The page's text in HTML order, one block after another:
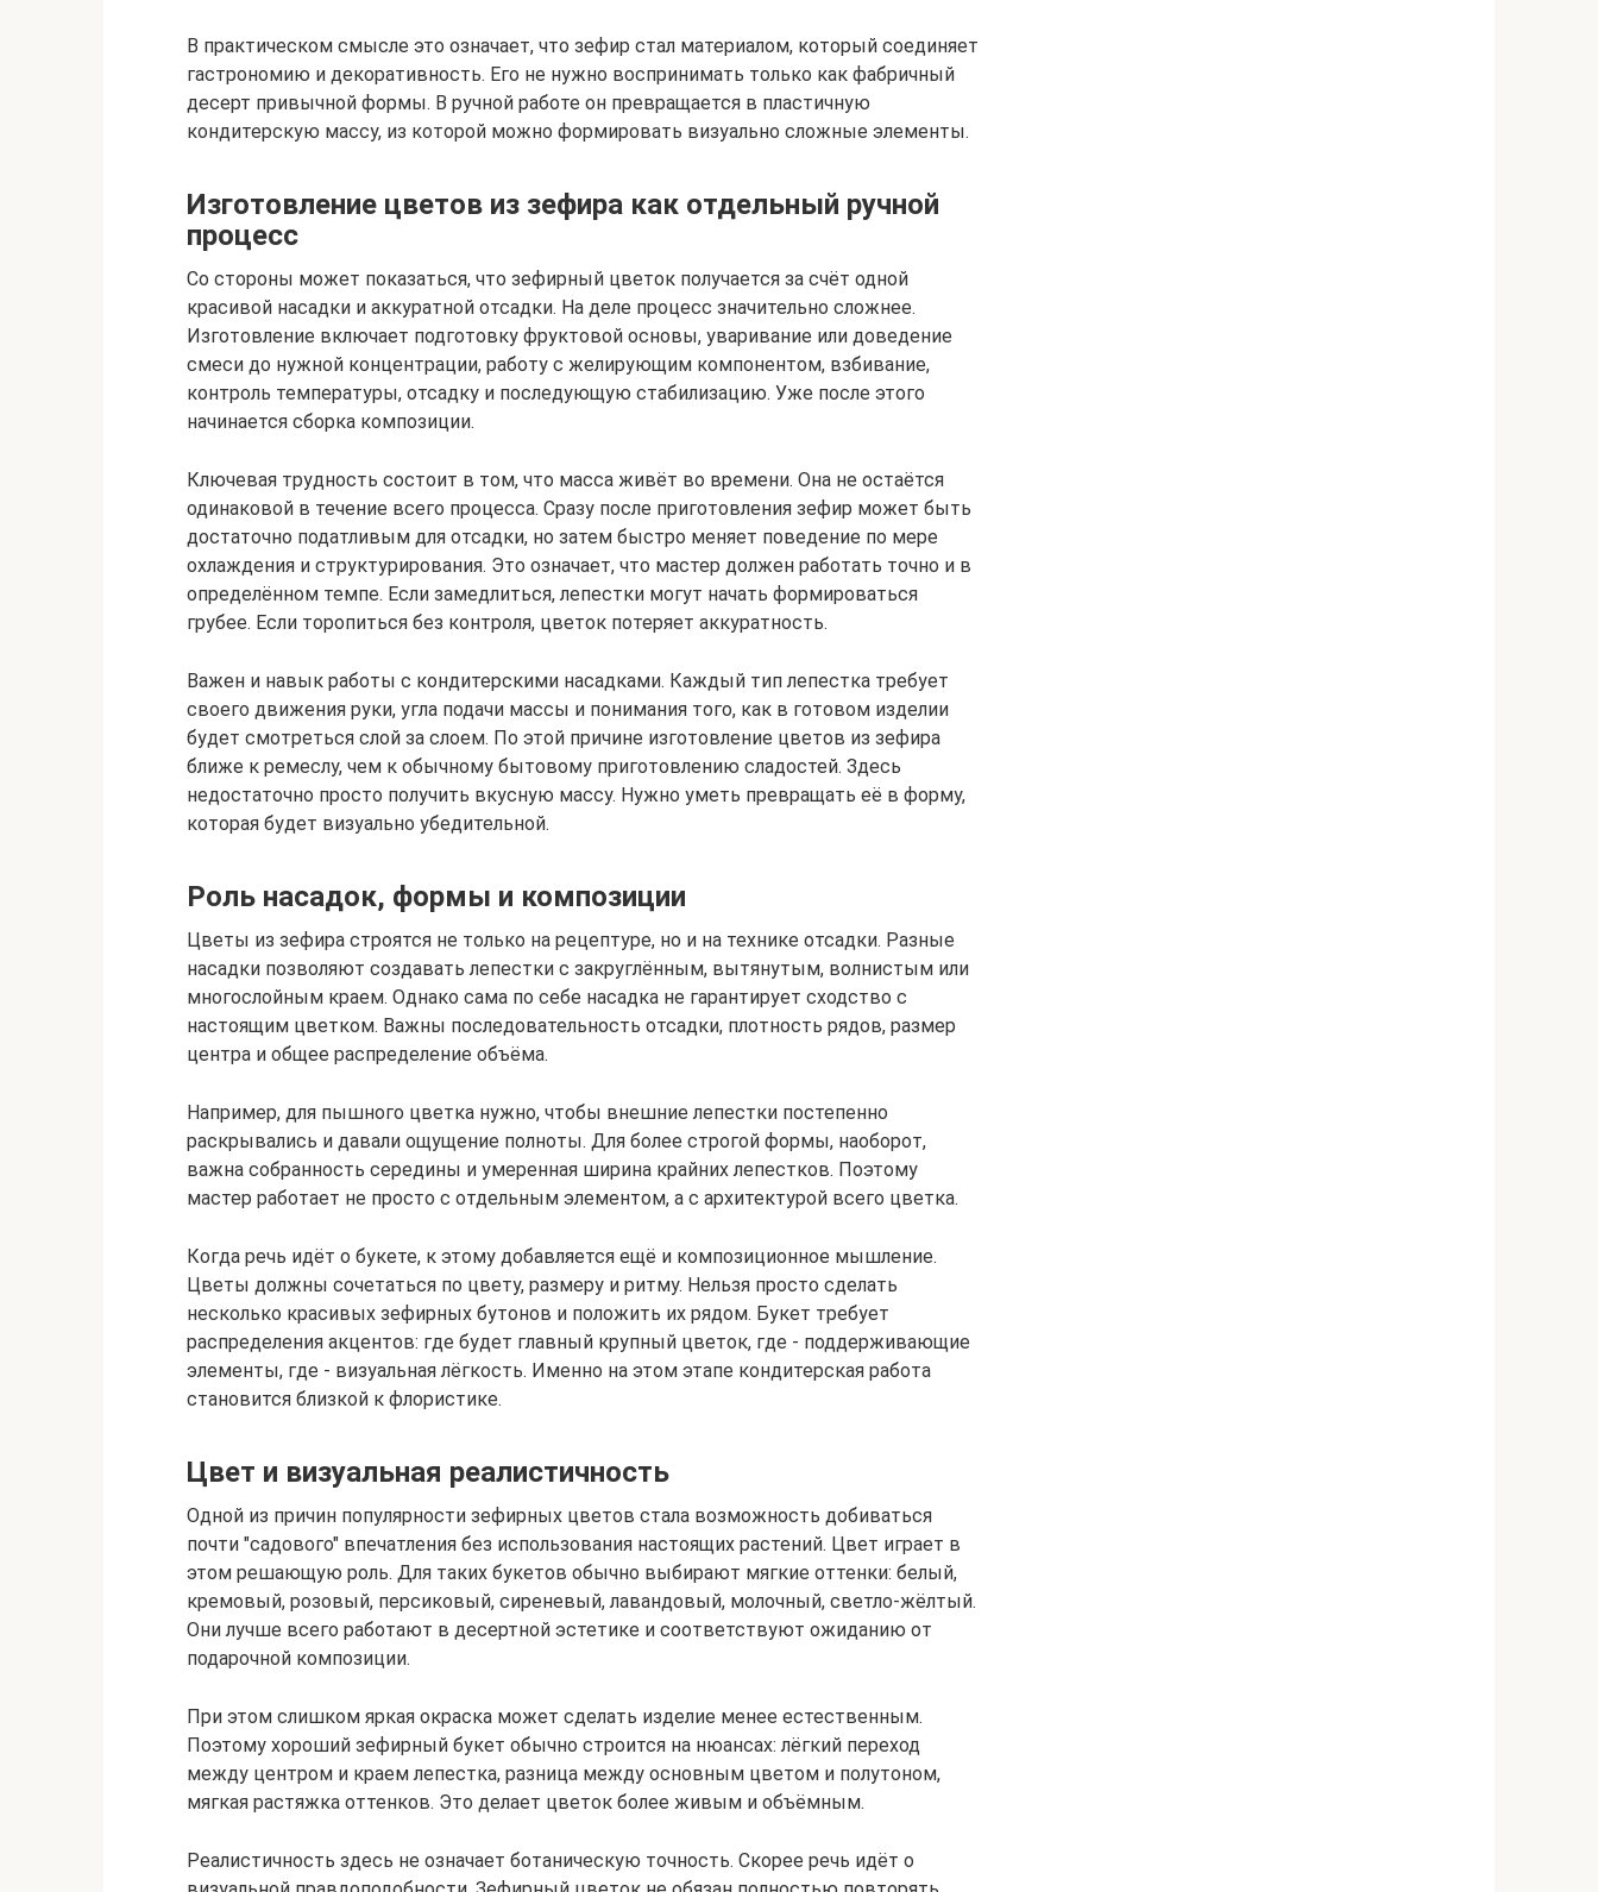
В практическом смысле это означает, что зефир стал материалом, который соединяет
гастрономию и декоративность. Его не нужно воспринимать только как фабричный
десерт привычной формы. В ручной работе он превращается в пластичную
кондитерскую массу, из которой можно формировать визуально сложные элементы.
Изготовление цветов из зефира как отдельный ручной
процесс
Со стороны может показаться, что зефирный цветок получается за счёт одной
красивой насадки и аккуратной отсадки. На деле процесс значительно сложнее.
Изготовление включает подготовку фруктовой основы, уваривание или доведение
смеси до нужной концентрации, работу с желирующим компонентом, взбивание,
контроль температуры, отсадку и последующую стабилизацию. Уже после этого
начинается сборка композиции.
Ключевая трудность состоит в том, что масса живёт во времени. Она не остаётся
одинаковой в течение всего процесса. Сразу после приготовления зефир может быть
достаточно податливым для отсадки, но затем быстро меняет поведение по мере
охлаждения и структурирования. Это означает, что мастер должен работать точно и в
определённом темпе. Если замедлиться, лепестки могут начать формироваться
грубее. Если торопиться без контроля, цветок потеряет аккуратность.
Важен и навык работы с кондитерскими насадками. Каждый тип лепестка требует
своего движения руки, угла подачи массы и понимания того, как в готовом изделии
будет смотреться слой за слоем. По этой причине изготовление цветов из зефира
ближе к ремеслу, чем к обычному бытовому приготовлению сладостей. Здесь
недостаточно просто получить вкусную массу. Нужно уметь превращать её в форму,
которая будет визуально убедительной.
Роль насадок, формы и композиции
Цветы из зефира строятся не только на рецептуре, но и на технике отсадки. Разные
насадки позволяют создавать лепестки с закруглённым, вытянутым, волнистым или
многослойным краем. Однако сама по себе насадка не гарантирует сходство с
настоящим цветком. Важны последовательность отсадки, плотность рядов, размер
центра и общее распределение объёма.
Например, для пышного цветка нужно, чтобы внешние лепестки постепенно
раскрывались и давали ощущение полноты. Для более строгой формы, наоборот,
важна собранность середины и умеренная ширина крайних лепестков. Поэтому
мастер работает не просто с отдельным элементом, а с архитектурой всего цветка.
Когда речь идёт о букете, к этому добавляется ещё и композиционное мышление.
Цветы должны сочетаться по цвету, размеру и ритму. Нельзя просто сделать
несколько красивых зефирных бутонов и положить их рядом. Букет требует
распределения акцентов: где будет главный крупный цветок, где - поддерживающие
элементы, где - визуальная лёгкость. Именно на этом этапе кондитерская работа
становится близкой к флористике.
Цвет и визуальная реалистичность
Одной из причин популярности зефирных цветов стала возможность добиваться
почти "садового" впечатления без использования настоящих растений. Цвет играет в
этом решающую роль. Для таких букетов обычно выбирают мягкие оттенки: белый,
кремовый, розовый, персиковый, сиреневый, лавандовый, молочный, светло-жёлтый.
Они лучше всего работают в десертной эстетике и соответствуют ожиданию от
подарочной композиции.
При этом слишком яркая окраска может сделать изделие менее естественным.
Поэтому хороший зефирный букет обычно строится на нюансах: лёгкий переход
между центром и краем лепестка, разница между основным цветом и полутоном,
мягкая растяжка оттенков. Это делает цветок более живым и объёмным.
Реалистичность здесь не означает ботаническую точность. Скорее речь идёт о